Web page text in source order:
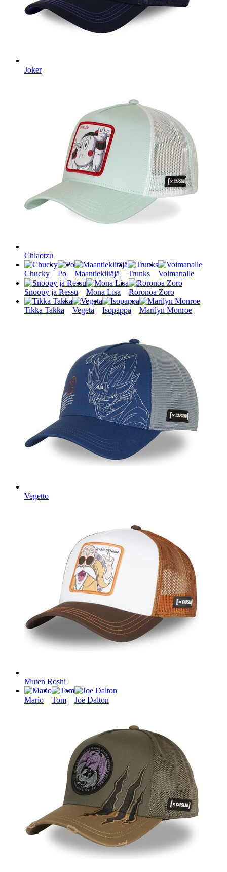
Joker
Chiaotzu
Chucky Po Maantiekiitäjä Trunks Voimanalle
Snoopy ja Ressu Mona Lisa Roronoa Zoro
Tikka Takka Vegeta Isopappa Marilyn Monroe
Vegetto
Muten Roshi
Mario Tom Joe Dalton